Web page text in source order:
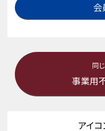
会
同
事業用
アイ